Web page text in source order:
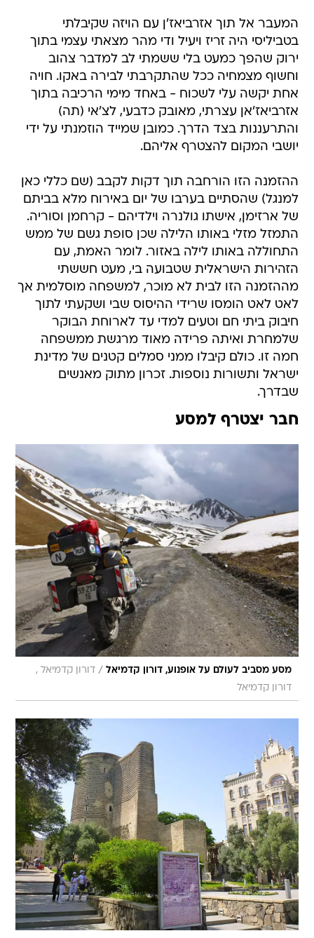
המעבר אל תוך אזרביאז'ן עם הויזה שקיבלתי
בטביליסי היה זריז ויעיל ודי מהר מצאתי עצמי בתוך
ירוק שהפך כמעט בלי ששמתי לב למדבר צהוב
וחשוף מצמחיה ככל שהתקרבתי לבירה באקו. חויה
אחת יקשה עלי לשכוח - באחד מימי הרכיבה בתוך
אזרביאז'אן עצרתי, מאובק כדבעי, לצ'אי (תה)
והתרעננות בצד הדרך. כמובן שמייד הוזמנתי על ידי
יושבי המקום להצטרף אליהם.
ההזמנה הזו הורחבה תוך דקות לקבב (שם כללי כאן
למנגל) שהסתיים בערבו של יום באירוח מלא בביתם
של ארזימן, אישתו גולנרה וילדיהם - קרחמן וסוריה.
התמזל מזלי באותו הלילה שכן סופת גשם של ממש
התחוללה באותו לילה באזור. לומר האמת, עם
הזהירות הישראלית שטבועה בי, מעט חששתי
מההזמנה הזו לבית לא מוכר, למשפחה מוסלמית אך
לאט לאט הומסו שרידי ההיסוס שבי ושקעתי לתוך
חיבוק ביתי חם וטעים למדי עד לארוחת הבוקר
שלמחרת ואיתה פרידה מאוד מרגשת ממשפחה
חמה זו. כולם קיבלו ממני סמלים קטנים של מדינת
ישראל ותשורות נוספות. זכרון מתוק מאנשים
שבדרך.
חבר יצטרף למסע
מסע מסביב לעולם על אופנוע, דורון קדמיאל / דורון קדמיאל ,
דורון קדמיאל